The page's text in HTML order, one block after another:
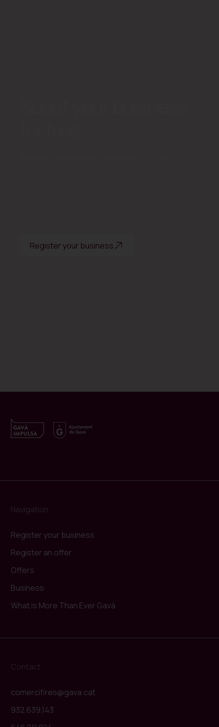
Register your business
Navigation
Register your business
Register an offer
Offers
Business
What is More Than Ever Gavà
Contact
comercifires@gava.cat
932,639,143